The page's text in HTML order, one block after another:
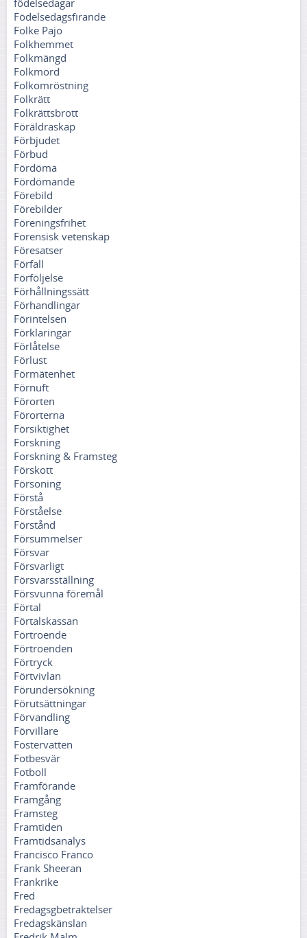
födelsedagar
Födelsedagsfirande
Folke Pajo
Folkhemmet
Folkmängd
Folkmord
Folkomröstning
Folkrätt
Folkrättsbrott
Föräldraskap
Förbjudet
Förbud
Fördöma
Fördömande
Förebild
Förebilder
Föreningsfrihet
Forensisk vetenskap
Föresatser
Förfall
Förföljelse
Förhållningssätt
Förhandlingar
Förintelsen
Förklaringar
Förlåtelse
Förlust
Förmätenhet
Förnuft
Förorten
Förorterna
Försiktighet
Forskning
Forskning & Framsteg
Förskott
Försoning
Förstå
Förståelse
Förstånd
Försummelser
Försvar
Försvarligt
Försvarsställning
Försvunna föremål
Förtal
Förtalskassan
Förtroende
Förtroenden
Förtryck
Förtvivlan
Förundersökning
Förutsättningar
Förvandling
Förvillare
Fostervatten
Fotbesvär
Fotboll
Framförande
Framgång
Framsteg
Framtiden
Framtidsanalys
Francisco Franco
Frank Sheeran
Frankrike
Fred
Fredagsgbetraktelser
Fredagskänslan